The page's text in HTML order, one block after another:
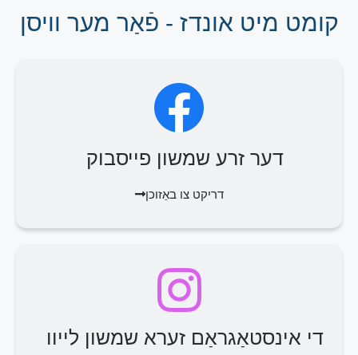
קומט מיט אונדז - פֿאַר מער וויסן
דער זרע שמשון פייסבוק
דריקט צו באַזוכן
די אינסטאַגראַם זערא שמשון לייוו